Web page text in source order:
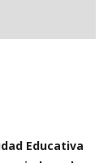
Educativa